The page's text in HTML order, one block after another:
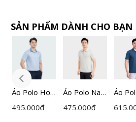
SẢN PHẨM DÀNH CHO BẠN
Áo Polo Họa
Tiết Nam
495.000đ
Áo Polo Nam
Họa Tiết
475.000đ
Áo
ngắn